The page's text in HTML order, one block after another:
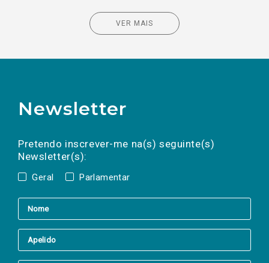
VER MAIS
Newsletter
Pretendo inscrever-me na(s) seguinte(s)
Newsletter(s):
Geral Parlamentar
a(s) newsletter(s).
mail